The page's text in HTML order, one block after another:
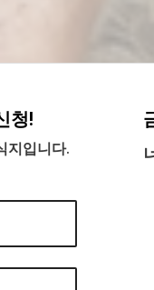
청!
지입니다.